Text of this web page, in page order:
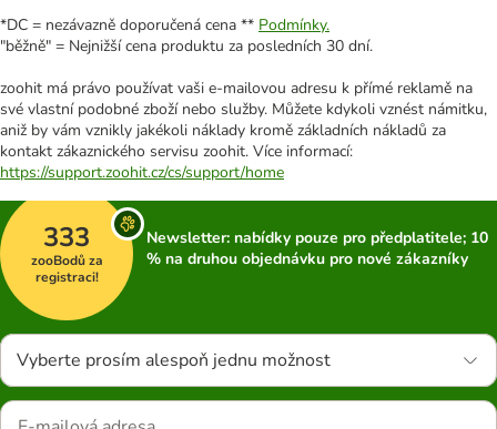
*DC = nezávazně doporučená cena ** Podmínky.
"běžně" = Nejnižší cena produktu za posledních 30 dní.
zoohit má právo používat vaši e-mailovou adresu k přímé reklamě na
své vlastní podobné zboží nebo služby. Můžete kdykoli vznést námitku,
aniž by vám vznikly jakékoli náklady kromě základních nákladů za
kontakt zákaznického servisu zoohit. Více informací:
https://support.zoohit.cz/cs/support/home
333
zooBodů za
registraci!
Newsletter: nabídky pouze pro předplatitele; 10
% na druhou objednávku pro nové zákazníky
Vyberte prosím alespoň jednu možnost